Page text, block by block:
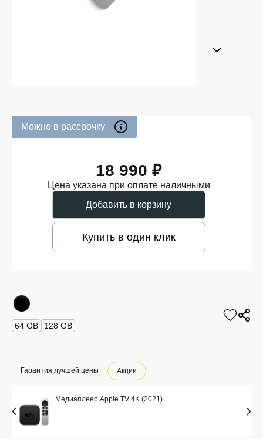
Можно в рассрочку
18 990 ₽
Цена указана при оплате наличными
Добавить в корзину
Купить в один клик
64 GB 128 GB
Гарантия лучшей цены Акции
Медиаплеер Apple TV 4K (2021)